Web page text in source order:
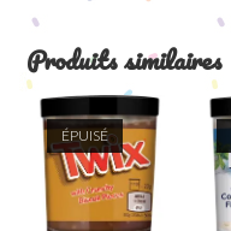
Produits similaires
ÉPUISÉ